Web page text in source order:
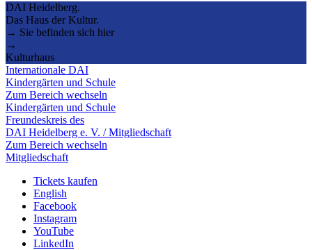
DAI Heidelberg.
Das Haus der Kultur.
→ Sie befinden sich hier
→
Kulturhaus
Internationale DAI
Kindergärten und Schule
Zum Bereich wechseln
Kindergärten und Schule
Freundeskreis des
DAI Heidelberg e. V. / Mitgliedschaft
Zum Bereich wechseln
Mitgliedschaft
Tickets kaufen
English
Facebook
Instagram
YouTube
LinkedIn